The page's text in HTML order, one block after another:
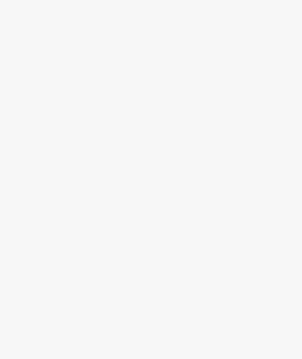
dane dotyczą, potrzebuje ich do
- do czasu ustalenia czy
spełnione są następujące
której dane dotyczą lub na
przetwarzania danych
interesów realizowanych przez
administrator nie może
wobec interesów, praw i